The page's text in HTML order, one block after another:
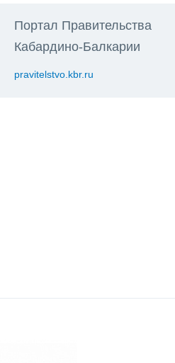
Портал Правительства
Кабардино-Балкарии
pravitelstvo.kbr.ru